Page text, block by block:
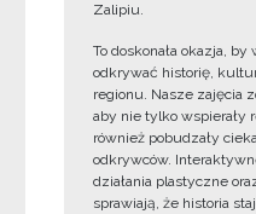
Zalipiu.
To doskonała okazja,
odkrywać historię,
regionu. Nasze zajęcia
aby nie tylko wspierały
również pobudzały
odkrywców.
działania plastyczne
sprawiają, że historia